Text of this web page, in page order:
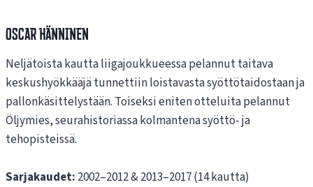
Oscar Hänninen
Neljätoista kautta liigajoukkueessa pelannut taitava
keskushyökkääjä tunnettiin loistavasta syöttötaidostaan ja
pallonkäsittelystään. Toiseksi eniten otteluita pelannut
Öljymies, seurahistoriassa kolmantena syöttö- ja
tehopisteissä.
Sarjakaudet: 2002–2012 & 2013–2017 (14 kautta)